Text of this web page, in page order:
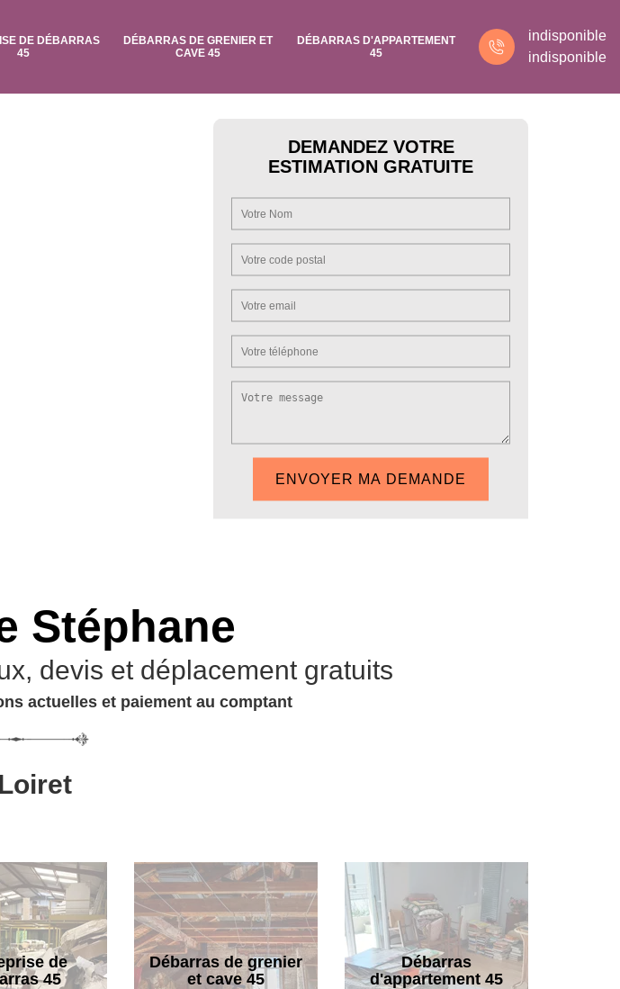
DE DÉBARRAS
45
DÉBARRAS DE GRENIER ET
CAVE 45
DÉBARRAS D'APPARTEMENT
45
indisponible
indisponible
DEMANDEZ VOTRE
ESTIMATION GRATUITE
Stéphane
devis et déplacement gratuits
actuelles et paiement au comptant
de
45
Débarras de grenier
et cave 45
Débarras
d'appartement 45